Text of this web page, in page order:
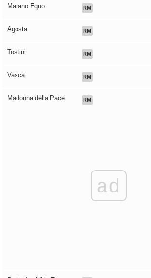
Marano Equo RM
Agosta RM
Tostini RM
Vasca RM
Madonna della Pace RM
ad